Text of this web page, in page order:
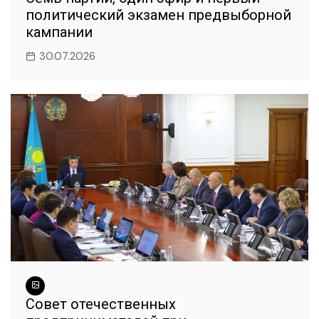
политический экзамен предвыборной
кампании
30.07.2026
Совет отечественных